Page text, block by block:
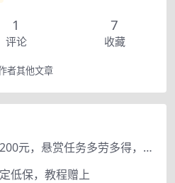
1
评论
7
收藏
者其他文章
赏帮赚悬赏奖励到账200元，悬赏任务多劳多得，人人可做。
低保，教程赠上